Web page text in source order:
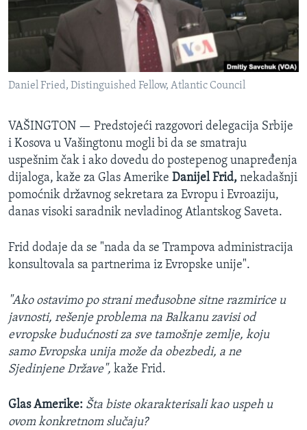
SPORT
INTERVJU
Daniel Fried, Distinguished Fellow, Atlantic Council
VAŠINGTON — Predstojeći razgovori delegacija Srbije
i Kosova u Vašingtonu mogli bi da se smatraju
uspešnim čak i ako dovedu do postepenog unapređenja
dijaloga, kaže za Glas Amerike Danijel Frid, nekadašnji
pomoćnik državnog sekretara za Evropu i Evroaziju,
danas visoki saradnik nevladinog Atlantskog Saveta.
Frid dodaje da se "nada da se Trampova administracija
konsultovala sa partnerima iz Evropske unije".
"Ako ostavimo po strani međusobne sitne razmirice u
javnosti, rešenje problema na Balkanu zavisi od
evropske budućnosti za sve tamošnje zemlje, koju
samo Evropska unija može da obezbedi, a ne
Sjedinjene Države", kaže Frid.
Glas Amerike: Šta biste okarakterisali kao uspeh u
ovom konkretnom slučaju?